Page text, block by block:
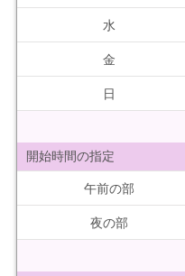
水
金
日
開始時間の指定
午前の部
夜の部